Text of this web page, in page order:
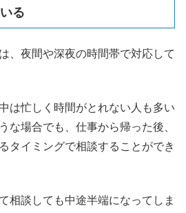
る
、夜間や深夜の時間帯で対応して
は忙しく時間がとれない人も多い
な場合でも、仕事から帰った後、
タイミングで相談することができ
相談しても中途半端になってしま